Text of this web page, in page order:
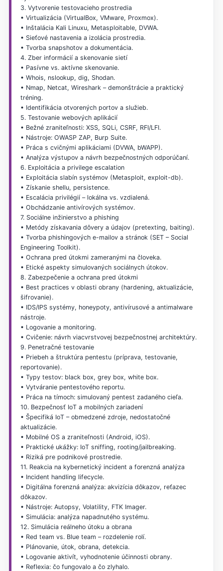
3. Vytvorenie testovacieho prostredia
• Virtualizácia (VirtualBox, VMware, Proxmox).
• Inštalácia Kali Linuxu, Metasploitable, DVWA.
• Sieťové nastavenia a izolácia prostredia.
• Tvorba snapshotov a dokumentácia.
4. Zber informácií a skenovanie sietí
• Pasívne vs. aktívne skenovanie.
• Whois, nslookup, dig, Shodan.
• Nmap, Netcat, Wireshark – demonštrácie a praktický
tréning.
• Identifikácia otvorených portov a služieb.
5. Testovanie webových aplikácií
• Bežné zraniteľnosti: XSS, SQLi, CSRF, RFI/LFI.
• Nástroje: OWASP ZAP, Burp Suite.
• Práca s cvičnými aplikáciami (DVWA, bWAPP).
• Analýza výstupov a návrh bezpečnostných odporúčaní.
6. Exploitácia a privilege escalation
• Exploitácia slabín systémov (Metasploit, exploit-db).
• Získanie shellu, persistence.
• Escalácia privilégií – lokálna vs. vzdialená.
• Obchádzanie antivírových systémov.
7. Sociálne inžinierstvo a phishing
• Metódy získavania dôvery a údajov (pretexting, baiting).
• Tvorba phishingových e-mailov a stránok (SET – Social
Engineering Toolkit).
• Ochrana pred útokmi zameranými na človeka.
• Etické aspekty simulovaných sociálnych útokov.
8. Zabezpečenie a ochrana pred útokmi
• Best practices v oblasti obrany (hardening, aktualizácie,
šifrovanie).
• IDS/IPS systémy, honeypoty, antivírusové a antimalware
nástroje.
• Logovanie a monitoring.
• Cvičenie: návrh viacvrstvovej bezpečnostnej architektúry.
9. Penetračné testovanie
• Priebeh a štruktúra pentestu (príprava, testovanie,
reportovanie).
• Typy testov: black box, grey box, white box.
• Vytváranie pentestového reportu.
• Práca na tímoch: simulovaný pentest zadaného cieľa.
10. Bezpečnosť IoT a mobilných zariadení
• Špecifiká IoT – obmedzené zdroje, nedostatočné
aktualizácie.
• Mobilné OS a zraniteľnosti (Android, iOS).
• Praktické ukážky: IoT sniffing, rooting/jailbreaking.
• Riziká pre podnikové prostredie.
11. Reakcia na kybernetický incident a forenzná analýza
• Incident handling lifecycle.
• Digitálna forenzná analýza: akvizícia dôkazov, reťazec
dôkazov.
• Nástroje: Autopsy, Volatility, FTK Imager.
• Simulácia: analýza napadnutého systému.
12. Simulácia reálneho útoku a obrana
• Red team vs. Blue team – rozdelenie rolí.
• Plánovanie, útok, obrana, detekcia.
• Logovanie aktivít, vyhodnotenie účinnosti obrany.
• Reflexia: čo fungovalo a čo zlyhalo.